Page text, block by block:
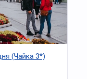
(Чайка 3*)